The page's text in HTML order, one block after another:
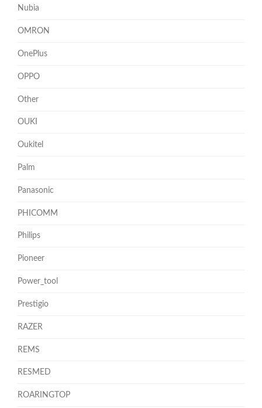
Nubia
OMRON
OnePlus
OPPO
Other
OUKI
Oukitel
Palm
Panasonic
PHICOMM
Philips
Pioneer
Power_tool
Prestigio
RAZER
REMS
RESMED
ROARINGTOP